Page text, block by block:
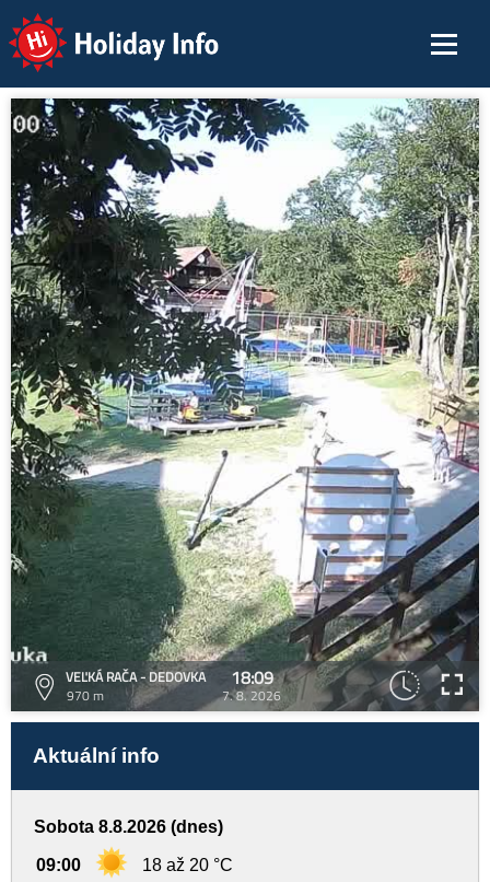
Holiday Info
VEĽKÁ RAČA - DEDOVKA
970 m
18:09
7. 8. 2026
Aktuální info
Sobota 8.8.2026 (dnes)
09:00 18 až 20 °C